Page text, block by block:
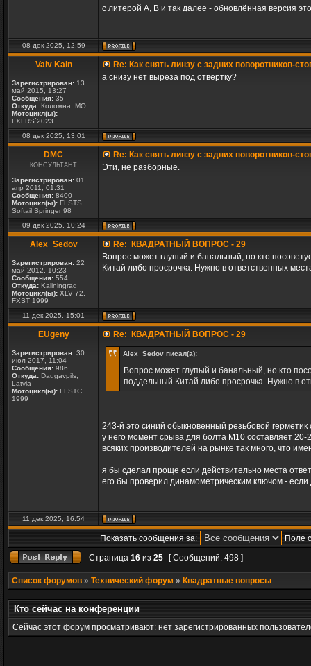
с литерой А, В и так далее - обновлённая версия
08 дек 2025, 12:59
Valv Kain
Зарегистрирован: 13
май 2015, 13:27
Сообщения: 35
Откуда: Коломна, МО
Мотоцикл(ы):
FXLRS`2023
Re: Как снять линзу с задних поворотников-
а снизу нет выреза под отвертку?
08 дек 2025, 13:01
DMC
КОНСУЛЬТАНТ
Зарегистрирован: 01
апр 2011, 01:31
Сообщения: 8400
Мотоцикл(ы): FLSTS
Softail Springer 98
Re: Как снять линзу с задних поворотников-
Эти, не разборные.
09 дек 2025, 10:24
Alex_Sedov
Зарегистрирован: 22
май 2012, 10:23
Сообщения: 554
Откуда: Kaliningrad
Мотоцикл(ы): XLV 72,
FXST 1999
Re: КВАДРАТНЫЙ ВОПРОС - 29
Вопрос может глупый и банальный, но кто
Китай либо просрочка. Нужно в ответственных
11 дек 2025, 15:01
EUgeny
Зарегистрирован: 30
июл 2017, 11:04
Сообщения: 986
Откуда: Daugavpils,
Latvia
Мотоцикл(ы): FLSTC
1999
Re: КВАДРАТНЫЙ ВОПРОС - 29
Alex_Sedov писал(а):
Вопрос может глупый и банальный, но кто
поддельный Китай либо просрочка. Нужно в
243-й это cиний обыкновенный резьбовой
у него момент срыва для болта М10 составляет 20-
всяких производителей на рынке так много, что
я бы сделал проще если действительно места
его бы проверил динамометрическим ключом -
11 дек 2025, 16:54
Показать сообщения за:
Поле
Страница 16 из 25 [ Сообщений: 498 ]
Список форумов » Технический форум » Квадратные вопросы
Кто сейчас на конференции
Сейчас этот форум просматривают: нет зарегистрированных